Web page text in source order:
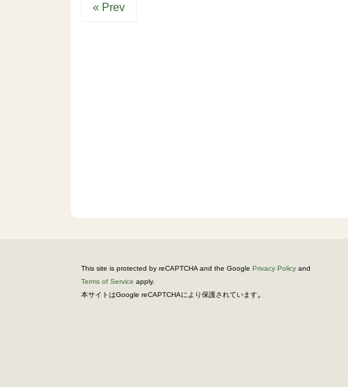
« Prev
This site is protected by reCAPTCHA and the Google Privacy Policy and
Terms of Service apply.
本サイトはGoogle reCAPTCHAにより保護されています。